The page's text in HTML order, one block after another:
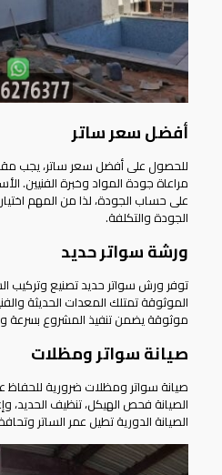
أفضل سعر ساتر
للحصول على أفضل سعر ساتر، يجب
مراعاة جودة المواد وخبرة الفنيين.
على حساب الجودة، لذا من المهم
الجودة والتكلفة.
ورشة سواتر حديد
توفر ورش سواتر حديد تصنيع وتركيب
الموثوقة تمتلك المعدات الحديثة
موثوقة يضمن تنفيذ المشروع بسرعة
صيانة سواتر ومظلات
صيانة سواتر ومظلات ضرورية للحفاظ
الصيانة فحص الهيكل، تنظيف الحديد،
الصيانة الدورية تطيل عمر الساتر